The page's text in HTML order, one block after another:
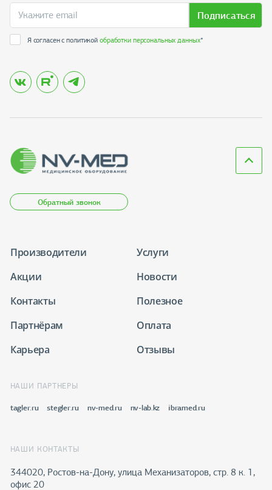
Подписаться
Я согласен с политикойобработки персональных данных*
Обратный звонок
Производители
Услуги
Акции
Новости
Контакты
Полезное
Партнёрам
Оплата
Карьера
Отзывы
НАШИ ПАРТНЕРЫ
tagler.ru stegler.ru nv-med.ru nv-lab.kz ibramed.ru
НАШИ КОНТАКТЫ
344020, Ростов-на-Дону​, улица Механизаторов, стр. 8 к. 1,
офис 20